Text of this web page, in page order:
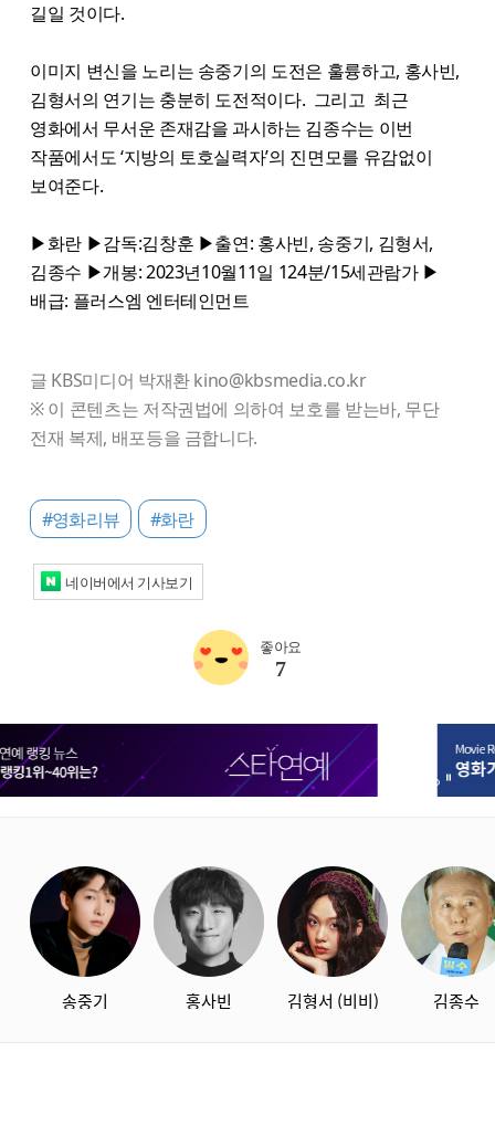
길일 것이다.
이미지 변신을 노리는 송중기의 도전은 훌륭하고, 홍사빈,
김형서의 연기는 충분히 도전적이다. 그리고 최근
영화에서 무서운 존재감을 과시하는 김종수는 이번
작품에서도 ‘지방의 토호실력자’의 진면모를 유감없이
보여준다.
▶화란 ▶감독:김창훈 ▶출연: 홍사빈, 송중기, 김형서,
김종수 ▶개봉: 2023년10월11일 124분/15세관람가 ▶
배급: 플러스엠 엔터테인먼트
글 KBS미디어 박재환 kino@kbsmedia.co.kr
※ 이 콘텐츠는 저작권법에 의하여 보호를 받는바, 무단
전재 복제, 배포등을 금합니다.
#영화리뷰 #화란
네이버에서 기사보기
좋아요
7
송중기 홍사빈 김형서 (비비) 김종수